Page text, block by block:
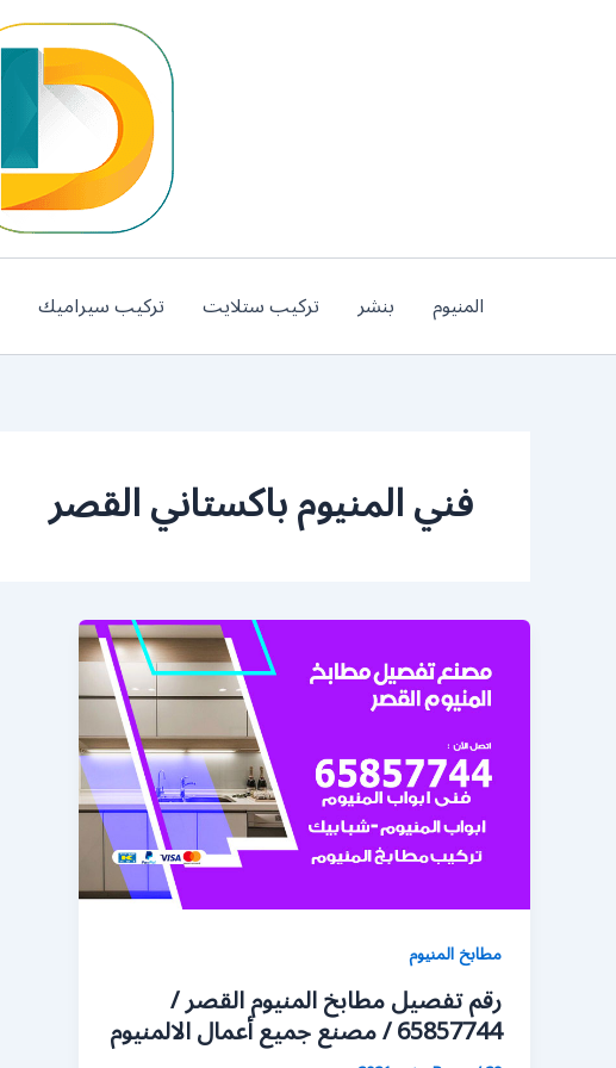
المنيوم بنشر تركيب ستلايت تركيب سيراميك
فني المنيوم باكستاني القصر
مطابخ المنيوم
رقم تفصيل مطابخ المنيوم القصر /
65857744 / مصنع جميع أعمال الالمنيوم